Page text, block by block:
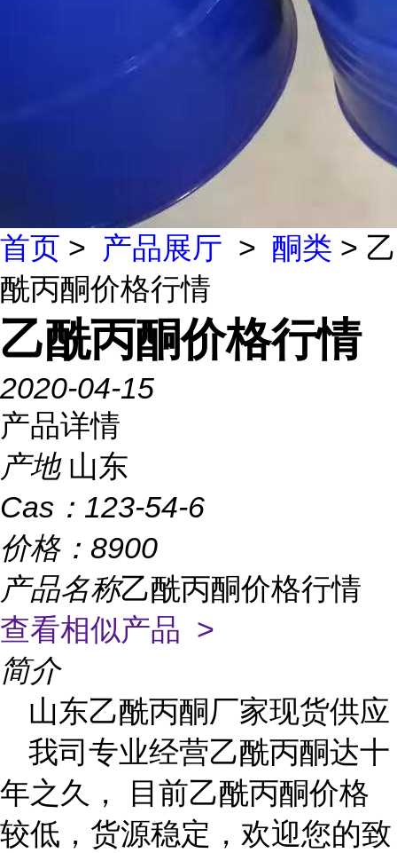
首页 > 产品展厅 > 酮类 > 乙
酰丙酮价格行情
乙酰丙酮价格行情
2020-04-15
产品详情
产地 山东
Cas： 123-54-6
价格： 8900
产品名称乙酰丙酮价格行情
查看相似产品 >
简介
山东乙酰丙酮厂家现货供应
我司专业经营乙酰丙酮达十
年之久， 目前乙酰丙酮价格
较低，货源稳定，欢迎您的致